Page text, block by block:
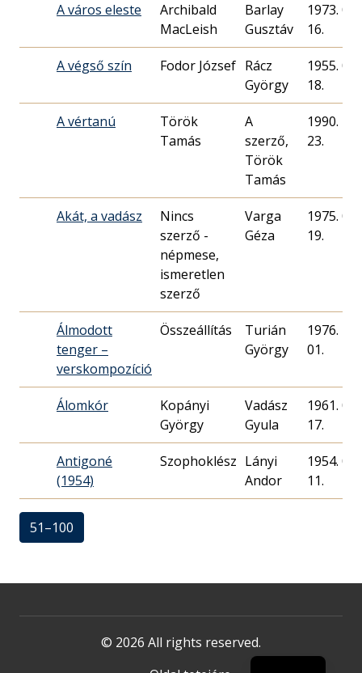
A város eleste
Archibald
MacLeish
Barlay
Gusztáv
1973. 09.
16.
A végső szín Fodor József Rácz
György
1955. 04.
18.
A vértanú
Török
Tamás
A
szerző,
Török
Tamás
1990. 10.
23.
Akát, a vadász
Nincs
szerző -
népmese,
ismeretlen
szerző
Varga
Géza
1975. 02.
19.
Álmodott
tenger –
verskompozíció
Összeállítás
Turián
György
1976. 12.
01.
Álomkór
Kopányi
György
Vadász
Gyula
1961. 07.
17.
Antigoné
(1954)
Szophoklész Lányi
Andor
1954. 05.
11.
51–100
© 2026 All rights reserved.